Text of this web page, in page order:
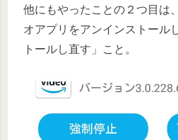
他にもやったことの２つ目は、
オアプリをアンインストール
トールし直す」
こと。